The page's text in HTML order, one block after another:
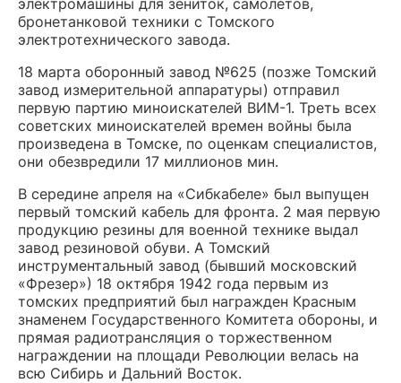
бронетанковой техники с Томского
электротехнического завода.
18 марта оборонный завод №625 (позже Томский
завод измерительной аппаратуры) отправил
первую партию миноискателей ВИМ-1. Треть всех
советских миноискателей времен войны была
произведена в Томске, по оценкам специалистов,
они обезвредили 17 миллионов мин.
В середине апреля на «Сибкабеле» был выпущен
первый томский кабель для фронта. 2 мая первую
продукцию резины для военной технике выдал
завод резиновой обуви. А Томский
инструментальный завод (бывший московский
«Фрезер») 18 октября 1942 года первым из
томских предприятий был награжден Красным
знаменем Государственного Комитета обороны, и
прямая радиотрансляция о торжественном
награждении на площади Революции велась на
всю Сибирь и Дальний Восток.